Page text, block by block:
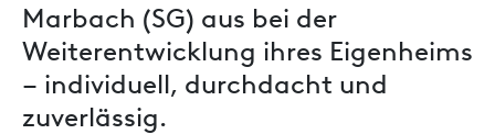
Marbach (SG) aus bei der
Weiterentwicklung ihres Eigenheims
– individuell, durchdacht und
zuverlässig.